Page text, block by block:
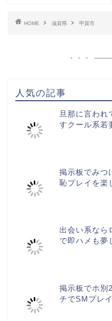
HOME 滋賀県 甲賀市
人気の記事
旦那に言われ
すクール系若
掲示板でみつ
恥プレイを楽
出会い系なら
で即ハメも夢
掲示板でホ別
チでSMプレイ